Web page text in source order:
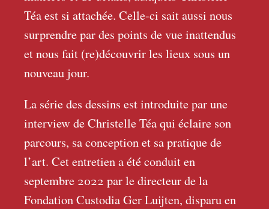
Téa est si attachée. Celle-ci sait aussi nous
surprendre par des points de vue inattendus
et nous fait (re)découvrir les lieux sous un
nouveau jour.
La série des dessins est introduite par une
interview de Christelle Téa qui éclaire son
parcours, sa conception et sa pratique de
l’art. Cet entretien a été conduit en
septembre 2022 par le directeur de la
Fondation Custodia Ger Luijten, disparu en